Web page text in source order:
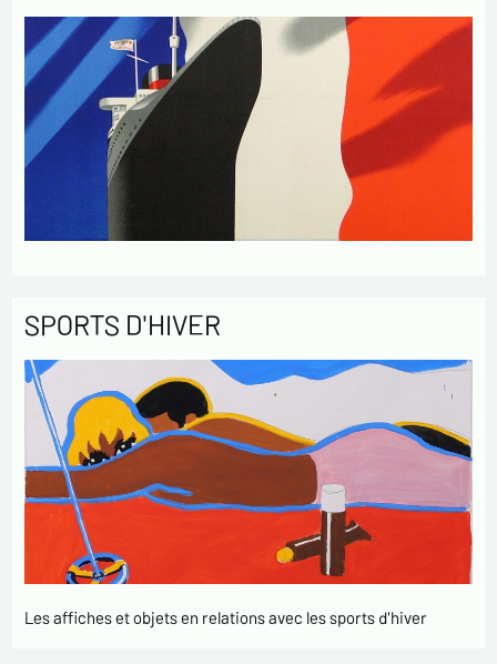
SPORTS D'HIVER
Les affiches et objets en relations avec les sports d'hiver